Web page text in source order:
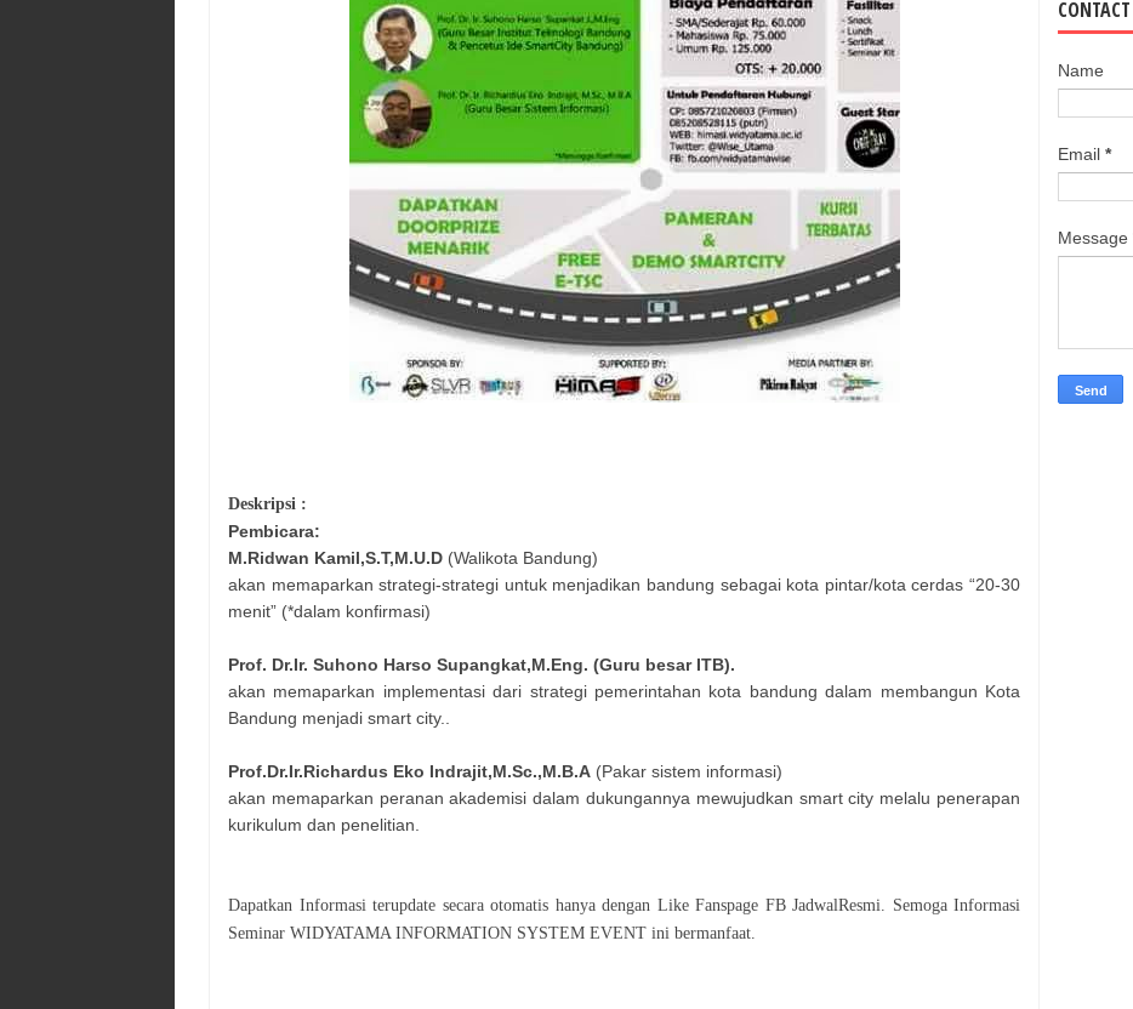
Deskripsi :
Pembicara:
M.Ridwan Kamil,S.T,M.U.D (Walikota Bandung)
akan memaparkan strategi-strategi untuk menjadikan bandung sebagai kota pintar/kota cerdas “20-30
menit” (*dalam konfirmasi)
Prof. Dr.Ir. Suhono Harso Supangkat,M.Eng. (Guru besar ITB).
akan memaparkan implementasi dari strategi pemerintahan kota bandung dalam membangun Kota
Bandung menjadi smart city..
Prof.Dr.Ir.Richardus Eko Indrajit,M.Sc.,M.B.A (Pakar sistem informasi)
akan memaparkan peranan akademisi dalam dukungannya mewujudkan smart city melalu penerapan
kurikulum dan penelitian.
Dapatkan Informasi terupdate secara otomatis hanya dengan Like Fanspage FB JadwalResmi. Semoga Informasi
Seminar WIDYATAMA INFORMATION SYSTEM EVENT ini bermanfaat.
Name
Email *
Message